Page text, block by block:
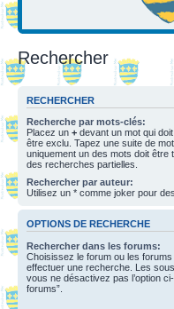
Rechercher
RECHERCHER
Recherche par mots-clés:
Placez un + devant un mot qui
être exclu. Tapez une suite de
uniquement un des mots doit
des recherches partielles.
Rechercher par auteur:
Utilisez un * comme joker pour
OPTIONS DE RECHERCHE
Rechercher dans les forums:
Choisissez le forum ou les
effectuer une recherche. Les
vous ne désactivez pas l’option
forums”.